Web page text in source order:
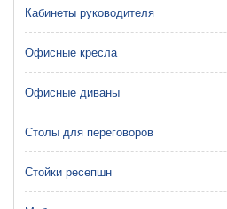
Кабинеты руководителя
Офисные кресла
Офисные диваны
Столы для переговоров
Стойки ресепшн